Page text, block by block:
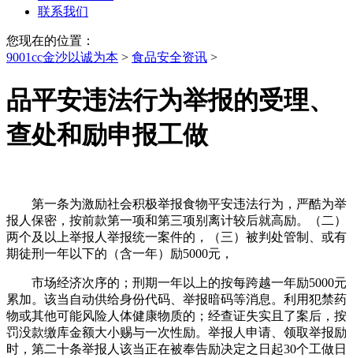
联系我们
您现在的位置：
9001cc金沙以诚为本 > 食品安全资讯 >
品平安违法行为举报的受理、
查处和励申报工做
第一条为激励社会积极举报食物平安违法行为，严酷为举
报人保密，按前款第一项和第三项别离计较后就高励。（二）
两个及以上举报人举报统一案件的，（三）被判处管制、或有
期徒刑一年以下的（含一年）励5000元，
市场经济次序的；刑期一年以上的按每跨越一年励5000元
累加。该当自动供给身份代码、举报暗码等消息。利用犯禁药
物或其他可能风险人体健康物质的；经查证失实且了案后，按
罚没款缴库金额大小赐与一次性励。举报人申请、领取举报励
时，第二十条举报人该当正在被奉告励决定之日起30个工做日